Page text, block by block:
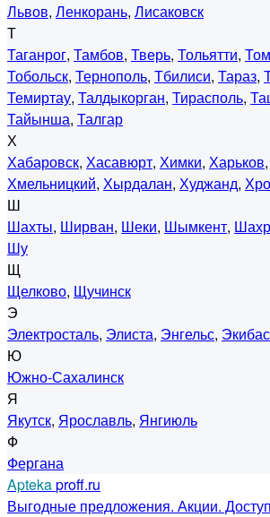
Львов, Ленкорань, Лисаковск
Т
Таганрог, Тамбов, Тверь, Тольятти,
Тобольск, Тернополь, Тбилиси, Тараз,
Темиртау, Талдыкорган, Тирасполь,
Тайынша, Талгар
Х
Хабаровск, Хасавюрт, Химки, Харьков,
Хмельницкий, Хырдалан, Худжанд,
Ш
Шахты, Ширван, Шеки, Шымкент,
Шу
Щ
Щелково, Щучинск
Э
Электросталь, Элиста, Энгельс,
Ю
Южно-Сахалинск
Я
Якутск, Ярославль, Янгиюль
Ф
Фергана
Aptekaproff.ru
Выгодные предложения. Акции.